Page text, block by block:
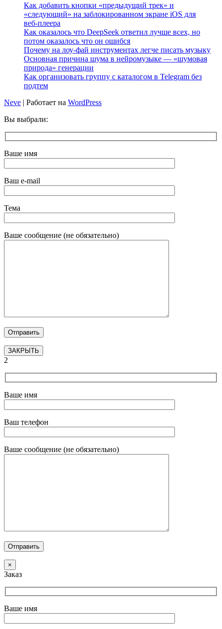
Как добавить кнопки «предыдущий трек» и
«следующий» на заблокированном экране iOS для
веб‑плеера
Как оказалось что DeepSeek ответил лучше всех, но
потом оказалось что он ошибся
Почему на лоу-фай инструментах легче писать музыку
Основная причина шума в нейромузыке — «шумовая
природа» генерации
Как организовать группу с каталогом в Telegram без
подтем
Neve | Работает на WordPress
Вы выбрали:
Ваше имя
Ваш e-mail
Тема
Ваше сообщение (не обязательно)
ЗАКРЫТЬ
2
Ваше имя
Ваш телефон
Ваше сообщение (не обязательно)
×
Заказ
Ваше имя